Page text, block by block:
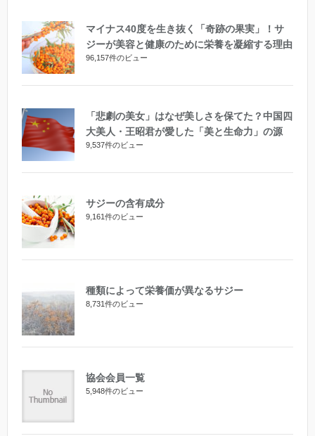
マイナス40度を生き抜く「奇跡の果実」！サ
ジーが美容と健康のために栄養を凝縮する理由
96,157件のビュー
「悲劇の美女」はなぜ美しさを保てた？中国四
大美人・王昭君が愛した「美と生命力」の源
9,537件のビュー
サジーの含有成分
9,161件のビュー
種類によって栄養価が異なるサジー
8,731件のビュー
協会会員一覧
5,948件のビュー